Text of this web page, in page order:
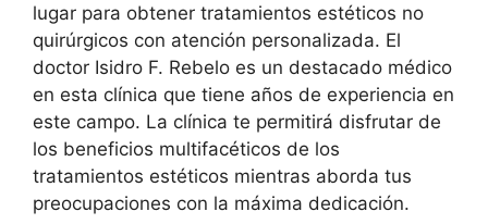
lugar para obtener tratamientos estéticos no
quirúrgicos con atención personalizada. El
doctor Isidro F. Rebelo es un destacado médico
en esta clínica que tiene años de experiencia en
este campo. La clínica te permitirá disfrutar de
los beneficios multifacéticos de los
tratamientos estéticos mientras aborda tus
preocupaciones con la máxima dedicación.